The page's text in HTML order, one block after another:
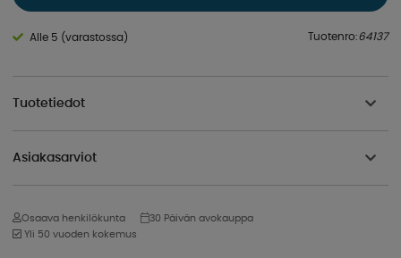
Alle 5 (varastossa) Tuotenro:64137
Tuotetiedot
Asiakasarviot
Osaava henkilökunta
30 Päivän avokauppa
Yli 50 vuoden kokemus